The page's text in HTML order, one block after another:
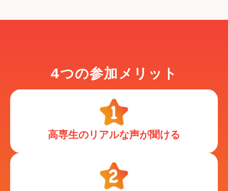
4つの参加メリット
高専生のリアルな声が聞ける